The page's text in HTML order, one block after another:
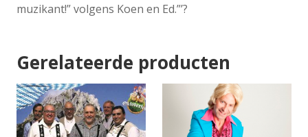
muzikant!” volgens Koen en Ed.”’?
Gerelateerde producten